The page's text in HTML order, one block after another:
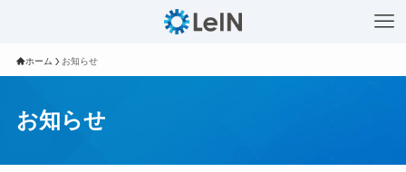
ホーム お知らせ
お知らせ